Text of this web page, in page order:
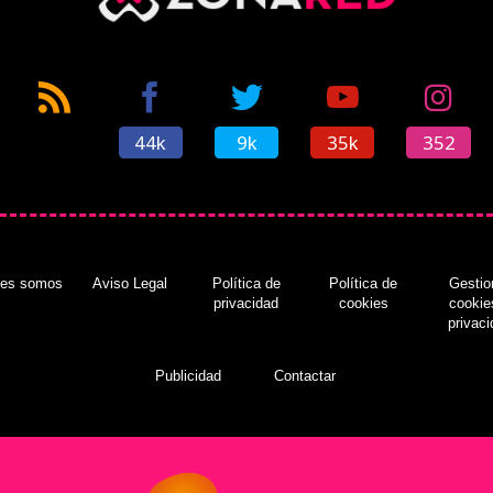
44k 9k 35k 352
somos Aviso Legal
Política de
privacidad
Política de
cookies
Publicidad Contactar